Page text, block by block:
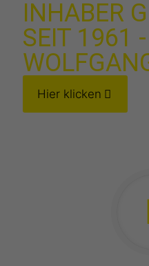
INHABER
SEIT 1961
Hier klicken